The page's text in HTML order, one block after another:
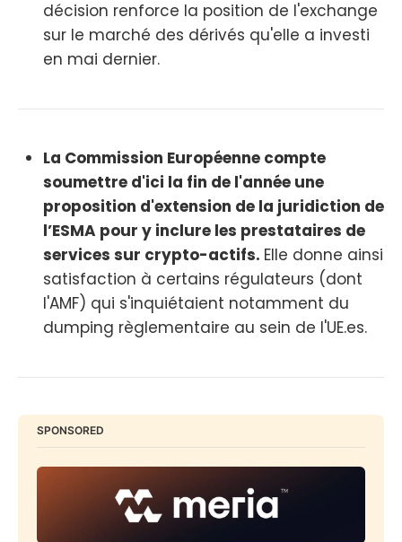
décision renforce la position de l'exchange
sur le marché des dérivés qu'elle a investi
en mai dernier.
La Commission Européenne compte
soumettre d'ici la fin de l'année une
proposition d'extension de la juridiction de
l’ESMA pour y inclure les prestataires de
services sur crypto-actifs. Elle donne ainsi
satisfaction à certains régulateurs (dont
l'AMF) qui s'inquiétaient notamment du
dumping règlementaire au sein de l'UE.es.
SPONSORED